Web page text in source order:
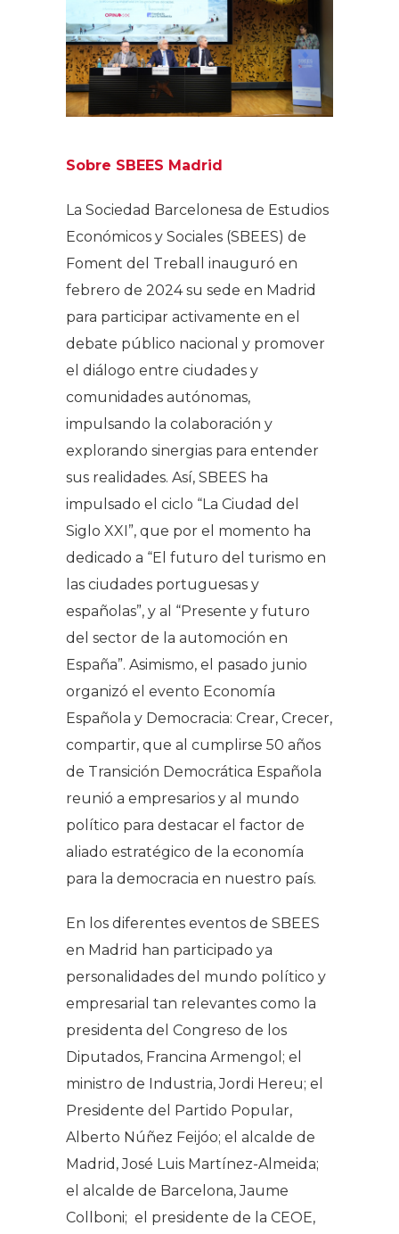
Sobre SBEES Madrid
La Sociedad Barcelonesa de Estudios
Económicos y Sociales (SBEES) de
Foment del Treball inauguró en
febrero de 2024 su sede en Madrid
para participar activamente en el
debate público nacional y promover
el diálogo entre ciudades y
comunidades autónomas,
impulsando la colaboración y
explorando sinergias para entender
sus realidades. Así, SBEES ha
impulsado el ciclo “La Ciudad del
Siglo XXI”, que por el momento ha
dedicado a “El futuro del turismo en
las ciudades portuguesas y
españolas”, y al “Presente y futuro
del sector de la automoción en
España”. Asimismo, el pasado junio
organizó el evento Economía
Española y Democracia: Crear, Crecer,
compartir, que al cumplirse 50 años
de Transición Democrática Española
reunió a empresarios y al mundo
político para destacar el factor de
aliado estratégico de la economía
para la democracia en nuestro país.
En los diferentes eventos de SBEES
en Madrid han participado ya
personalidades del mundo político y
empresarial tan relevantes como la
presidenta del Congreso de los
Diputados, Francina Armengol; el
ministro de Industria, Jordi Hereu; el
Presidente del Partido Popular,
Alberto Núñez Feijóo; el alcalde de
Madrid, José Luis Martínez-Almeida;
el alcalde de Barcelona, Jaume
Collboni; el presidente de la CEOE,